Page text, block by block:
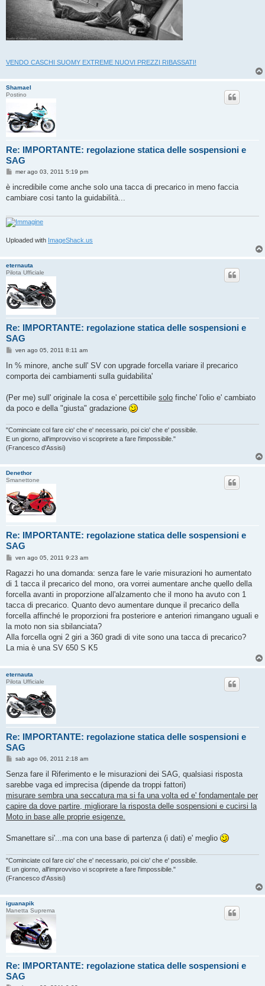
VENDO CASCHI SUOMY EXTREME NUOVI PREZZI RIBASSATI!
Shamael
Postino
Re: IMPORTANTE: regolazione statica delle sospensioni e
SAG
M
s
a
i
o
mer ago 03, 2011 5:19 pm
è incredibile come anche solo una tacca di precarico in meno faccia
cambiare cosi tanto la guidabilità...
Uploaded with ImageShack.us
eternauta
Pilota Ufficiale
Re: IMPORTANTE: regolazione statica delle sospensioni e
SAG
M
s
a
i
o
ven ago 05, 2011 8:11 am
In % minore, anche sull' SV con upgrade forcella variare il precarico
comporta dei cambiamenti sulla guidabilita'
(Per me) sull' originale la cosa e' percettibile solo finche' l'olio e' cambiato
da poco e della "giusta" gradazione
"Cominciate col fare cio' che e' necessario, poi cio' che e' possibile.
E un giorno, all'improvviso vi scoprirete a fare l'impossibile."
(Francesco d'Assisi)
Denethor
Smanettone
Re: IMPORTANTE: regolazione statica delle sospensioni e
SAG
M
s
a
g
i
o
ven ago 05, 2011 9:23 am
Ragazzi ho una domanda: senza fare le varie misurazioni ho aumentato
di 1 tacca il precarico del mono, ora vorrei aumentare anche quello della
forcella avanti in proporzione all'alzamento che il mono ha avuto con 1
tacca di precarico. Quanto devo aumentare dunque il precarico della
forcella affinché le proporzioni fra posteriore e anteriori rimangano uguali e
la moto non sia sbilanciata?
Alla forcella ogni 2 giri a 360 gradi di vite sono una tacca di precarico?
La mia è una SV 650 S K5
eternauta
Pilota Ufficiale
Re: IMPORTANTE: regolazione statica delle sospensioni e
SAG
M
s
a
g
g
i
o
sab ago 06, 2011 2:18 am
Senza fare il Riferimento e le misurazioni dei SAG, qualsiasi risposta
sarebbe vaga ed imprecisa (dipende da troppi fattori)
misurare sembra una seccatura ma si fa una volta ed e' fondamentale per
capire da dove partire, migliorare la risposta delle sospensioni e cucirsi la
Moto in base alle proprie esigenze.
Smanettare si'...ma con una base di partenza (i dati) e' meglio
"Cominciate col fare cio' che e' necessario, poi cio' che e' possibile.
E un giorno, all'improvviso vi scoprirete a fare l'impossibile."
(Francesco d'Assisi)
iguanapik
Manetta Suprema
Re: IMPORTANTE: regolazione statica delle sospensioni e
SAG